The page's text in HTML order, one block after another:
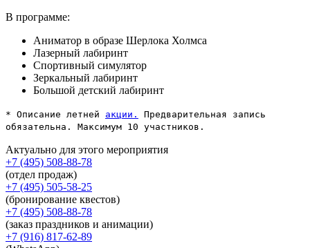
В программе:
Аниматор в образе Шерлока Холмса
Лазерный лабиринт
Спортивный симулятор
Зеркальный лабиринт
Большой детский лабиринт
* Описание летней акции.
Предварительная запись
обязательна. Максимум 10 участников.
Актуально для этого мероприятия
+7 (495) 508-88-78
(отдел продаж)
+7 (495) 505-58-25
(бронирование квестов)
+7 (495) 508-88-78
(заказ праздников и анимации)
+7 (916) 817-62-89